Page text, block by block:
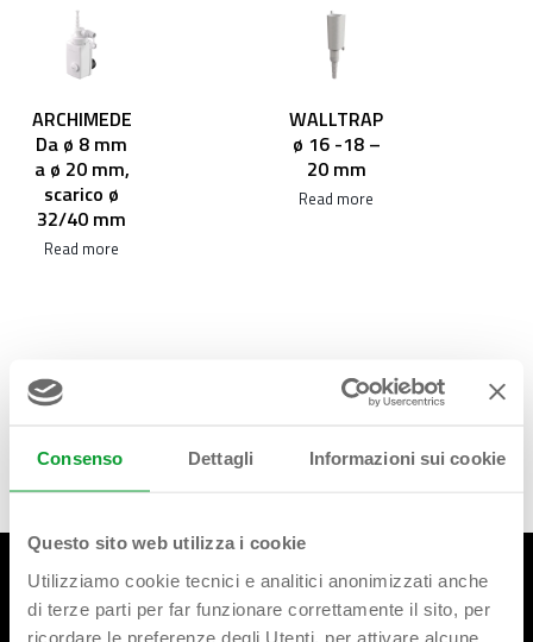
Consenso Dettagli Informazioni sui cookie
Questo sito web utilizza i cookie
Utilizziamo cookie tecnici e analitici anonimizzati anche
di terze parti per far funzionare correttamente il sito, per
ricordare le preferenze degli Utenti. per attivare alcune
ARCHIMEDE
Da ø 8 mm
a ø 20 mm,
scarico ø
32/40 mm
Read more
WALLTRAP
ø 16 -18 –
20 mm
Read more